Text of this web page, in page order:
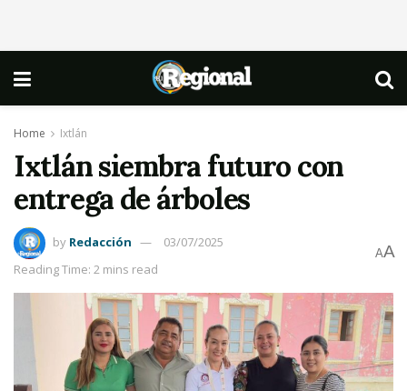
Home Ixtlán
Ixtlán siembra futuro con
entrega de árboles
by Redacción
03/07/2025
Reading Time: 2 mins read
AA